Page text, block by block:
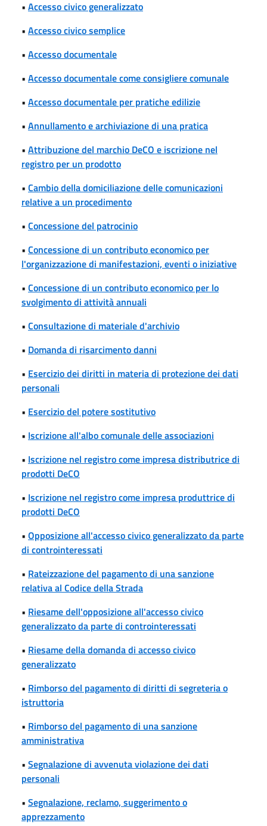
• Accesso civico generalizzato
• Accesso civico semplice
• Accesso documentale
• Accesso documentale come consigliere comunale
• Accesso documentale per pratiche edilizie
• Annullamento e archiviazione di una pratica
• Attribuzione del marchio DeCO e iscrizione nel
registro per un prodotto
• Cambio della domiciliazione delle comunicazioni
relative a un procedimento
• Concessione del patrocinio
• Concessione di un contributo economico per
l'organizzazione di manifestazioni, eventi o iniziative
• Concessione di un contributo economico per lo
svolgimento di attività annuali
• Consultazione di materiale d'archivio
• Domanda di risarcimento danni
• Esercizio dei diritti in materia di protezione dei dati
personali
• Esercizio del potere sostitutivo
• Iscrizione all'albo comunale delle associazioni
• Iscrizione nel registro come impresa distributrice di
prodotti DeCO
• Iscrizione nel registro come impresa produttrice di
prodotti DeCO
• Opposizione all'accesso civico generalizzato da parte
di controinteressati
• Rateizzazione del pagamento di una sanzione
relativa al Codice della Strada
• Riesame dell'opposizione all'accesso civico
generalizzato da parte di controinteressati
• Riesame della domanda di accesso civico
generalizzato
• Rimborso del pagamento di diritti di segreteria o
istruttoria
• Rimborso del pagamento di una sanzione
amministrativa
• Segnalazione di avvenuta violazione dei dati
personali
• Segnalazione, reclamo, suggerimento o
apprezzamento